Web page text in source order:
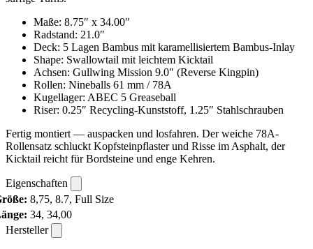
Maße: 8.75″ x 34.00″
Radstand: 21.0″
Deck: 5 Lagen Bambus mit karamellisiertem Bambus-Inlay
Shape: Swallowtail mit leichtem Kicktail
Achsen: Gullwing Mission 9.0″ (Reverse Kingpin)
Rollen: Nineballs 61 mm / 78A
Kugellager: ABEC 5 Greaseball
Riser: 0.25″ Recycling-Kunststoff, 1.25″ Stahlschrauben
Fertig montiert — auspacken und losfahren. Der weiche 78A-
Rollensatz schluckt Kopfsteinpflaster und Risse im Asphalt, der
Kicktail reicht für Bordsteine und enge Kehren.
Eigenschaften
8,75, 8.7, Full Size
34, 34,00
Hersteller